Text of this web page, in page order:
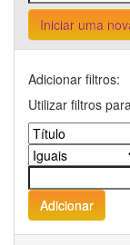
Iniciar uma
Adicionar filtros:
Utilizar filtros